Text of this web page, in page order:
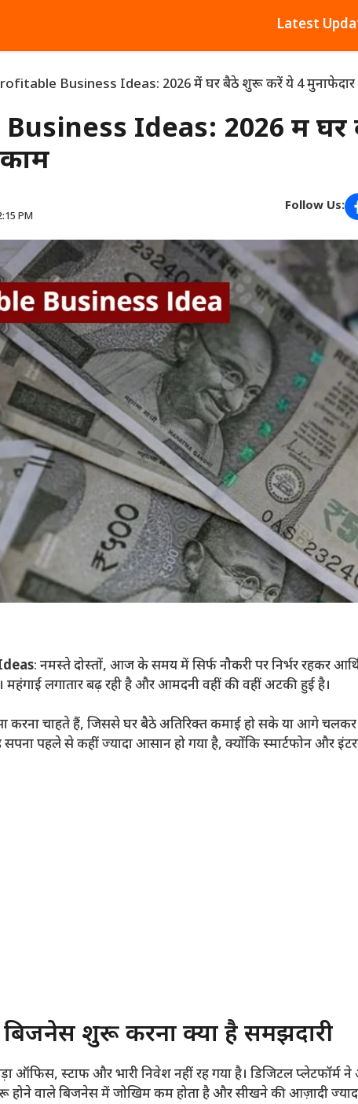
Latest
Business Ideas: 2026 में घर बैठे शुरू करें ये 4
Ideas: 2026 में
PM
Follow Us:
: नमस्ते दोस्तों, आज के समय में सिर्फ नौकरी पर निर्भर रहकर
महंगाई लगातार बढ़ रही है और आमदनी वहीं की वहीं अटकी हुई है।
चाहते हैं, जिससे घर बैठे अतिरिक्त कमाई हो सके या आगे चलकर
पहले से कहीं ज्यादा आसान हो गया है, क्योंकि स्मार्टफोन और
शुरू करना क्यों है समझदारी
स्टाफ और भारी निवेश नहीं रह गया है। डिजिटल प्लेटफॉर्म
होने वाले बिजनेस में जोखिम कम होता है और सीखने की आज़ादी